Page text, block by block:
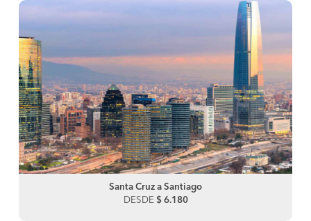
Santa Cruz a Santiago
DESDE $ 6.180